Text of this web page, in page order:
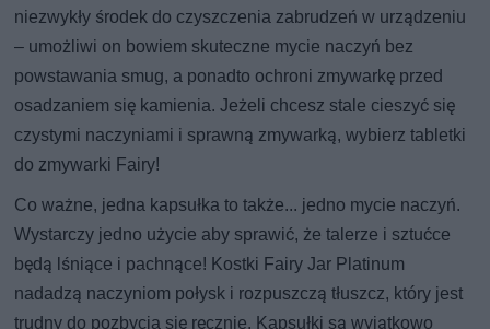
niezwykły środek do czyszczenia zabrudzeń w urządzeniu
– umożliwi on bowiem skuteczne mycie naczyń bez
powstawania smug, a ponadto ochroni zmywarkę przed
osadzaniem się kamienia. Jeżeli chcesz stale cieszyć się
czystymi naczyniami i sprawną zmywarką, wybierz tabletki
do zmywarki Fairy!
Co ważne, jedna kapsułka to także... jedno mycie naczyń.
Wystarczy jedno użycie aby sprawić, że talerze i sztućce
będą lśniące i pachnące! Kostki Fairy Jar Platinum
nadadzą naczyniom połysk i rozpuszczą tłuszcz, który jest
trudny do pozbycia się ręcznie. Kapsułki są wyjątkowo